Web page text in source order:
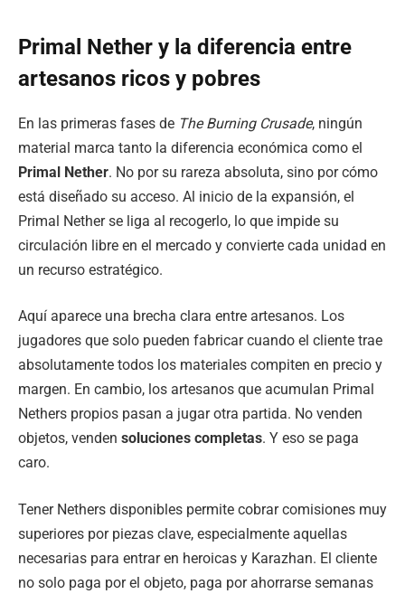
Primal Nether y la diferencia entre
artesanos ricos y pobres
En las primeras fases de The Burning Crusade, ningún
material marca tanto la diferencia económica como el
Primal Nether. No por su rareza absoluta, sino por cómo
está diseñado su acceso. Al inicio de la expansión, el
Primal Nether se liga al recogerlo, lo que impide su
circulación libre en el mercado y convierte cada unidad en
un recurso estratégico.
Aquí aparece una brecha clara entre artesanos. Los
jugadores que solo pueden fabricar cuando el cliente trae
absolutamente todos los materiales compiten en precio y
margen. En cambio, los artesanos que acumulan Primal
Nethers propios pasan a jugar otra partida. No venden
objetos, venden soluciones completas. Y eso se paga
caro.
Tener Nethers disponibles permite cobrar comisiones muy
superiores por piezas clave, especialmente aquellas
necesarias para entrar en heroicas y Karazhan. El cliente
no solo paga por el objeto, paga por ahorrarse semanas